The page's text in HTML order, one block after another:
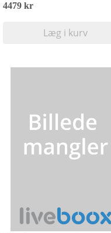
4479 kr
Læg i kurv